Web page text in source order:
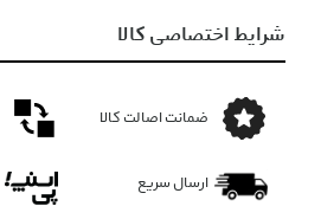
شرایط اختصاصی کالا
ضمانت اصالت کالا
ارسال سریع